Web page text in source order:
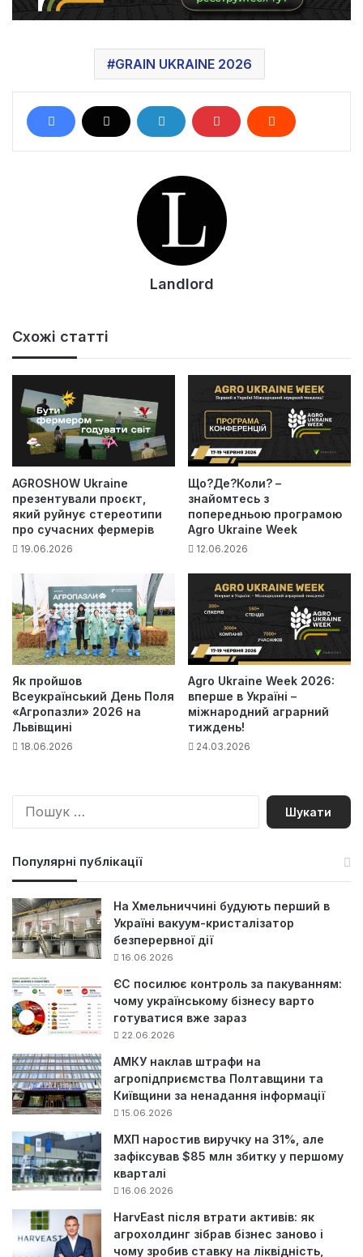
GRAIN UKRAINE 2026
Landlord
Схожі статті
AGROSHOW Ukraine
презентували проєкт,
який руйнує стереотипи
про сучасних фермерів
19.06.2026
Що?Де?Коли? –
знайомтесь з
попередньою програмою
Agro Ukraine Week
12.06.2026
Як пройшов
Всеукраїнський День Поля
«Агропазли» 2026 на
Львівщині
18.06.2026
Agro Ukraine Week 2026:
вперше в Україні –
міжнародний аграрний
тиждень!
24.03.2026
П
Популярні публікації
На Хмельниччині будують перший в
Україні вакуум-кристалізатор
безперервної дії
16.06.2026
ЄС посилює контроль за пакуванням:
чому українському бізнесу варто
готуватися вже зараз
22.06.2026
АМКУ наклав штрафи на
агропідприємства Полтавщини та
Київщини за ненадання інформації
15.06.2026
МХП наростив виручку на 31%, але
зафіксував $85 млн збитку у першому
кварталі
16.06.2026
HarvEast після втрати активів: як
агрохолдинг зібрав бізнес заново і
чому зробив ставку на ліквідність,